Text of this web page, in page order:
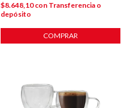
$8.648,10con Transferencia o
depósito
COMPRAR